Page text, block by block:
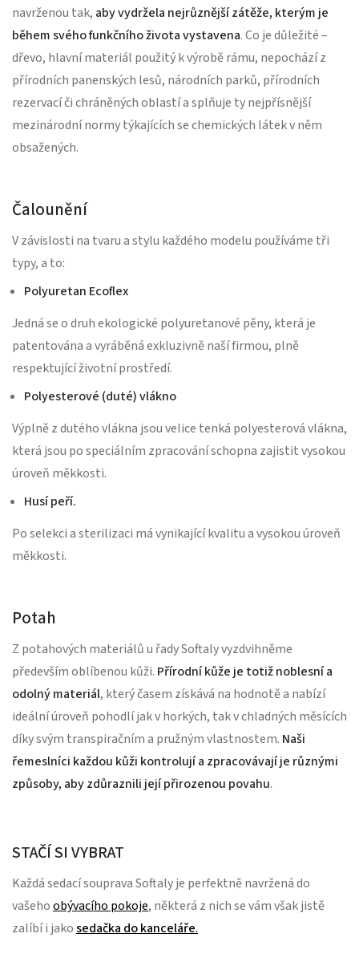
navrženou tak, aby vydržela nejrůznější zátěže, kterým je
během svého funkčního života vystavena. Co je důležité –
dřevo, hlavní materiál použitý k výrobě rámu, nepochází z
přírodních panenských lesů, národních parků, přírodních
rezervací či chráněných oblastí a splňuje ty nejpřísnější
mezinárodní normy týkajících se chemických látek v něm
obsažených.
Čalounění
V závislosti na tvaru a stylu každého modelu používáme tři
typy, a to:
Polyuretan Ecoflex
Jedná se o druh ekologické polyuretanové pěny, která je
patentována a vyráběná exkluzivně naší firmou, plně
respektující životní prostředí.
Polyesterové (duté) vlákno
Výplně z dutého vlákna jsou velice tenká polyesterová vlákna,
která jsou po speciálním zpracování schopna zajistit vysokou
úroveň měkkosti.
Husí peří.
Po selekci a sterilizaci má vynikající kvalitu a vysokou úroveň
měkkosti.
Potah
Z potahových materiálů u řady Softaly vyzdvihněme
především oblíbenou kůži. Přírodní kůže je totiž noblesní a
odolný materiál, který časem získává na hodnotě a nabízí
ideální úroveň pohodlí jak v horkých, tak v chladných měsících
díky svým transpiračním a pružným vlastnostem. Naši
řemeslníci každou kůži kontrolují a zpracovávají je různými
způsoby, aby zdůraznili její přirozenou povahu.
STAČÍ SI VYBRAT
Každá sedací souprava Softaly je perfektně navržená do
vašehoobývacího pokoje, některá z nich se vám však jistě
zalíbí i jakosedačka do kanceláře.